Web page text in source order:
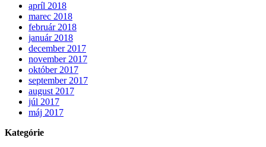
apríl 2018
marec 2018
február 2018
január 2018
december 2017
november 2017
október 2017
september 2017
august 2017
júl 2017
máj 2017
Kategórie